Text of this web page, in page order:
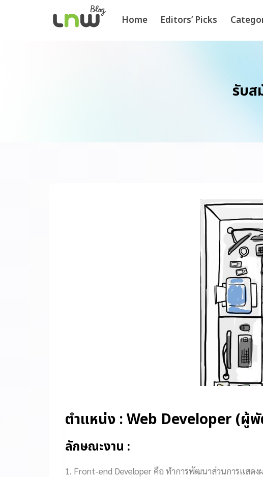
Home Editors’ Picks
รับส
ตำแหน่ง : Web Developer (ผู้พั
ลักษณะงาน :
1. Front-end Developer คือ ทำการพัฒนาส่วนการแสดงผ